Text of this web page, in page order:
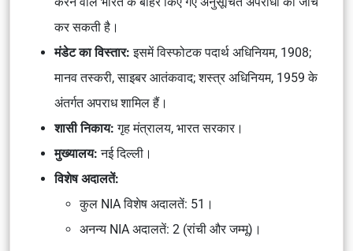
कर सकती है।
मंडेट का विस्तार: इसमें विस्फोटक पदार्थ अधिनियम, 1908;
मानव तस्करी, साइबर आतंकवाद; शस्त्र अधिनियम, 1959 के
अंतर्गत अपराध शामिल हैं।
शासी निकाय: गृह मंत्रालय, भारत सरकार।
मुख्यालय: नई दिल्ली।
विशेष अदालतें:
कुल NIA विशेष अदालतें: 51।
अनन्य NIA अदालतें: 2 (रांची और जम्मू)।